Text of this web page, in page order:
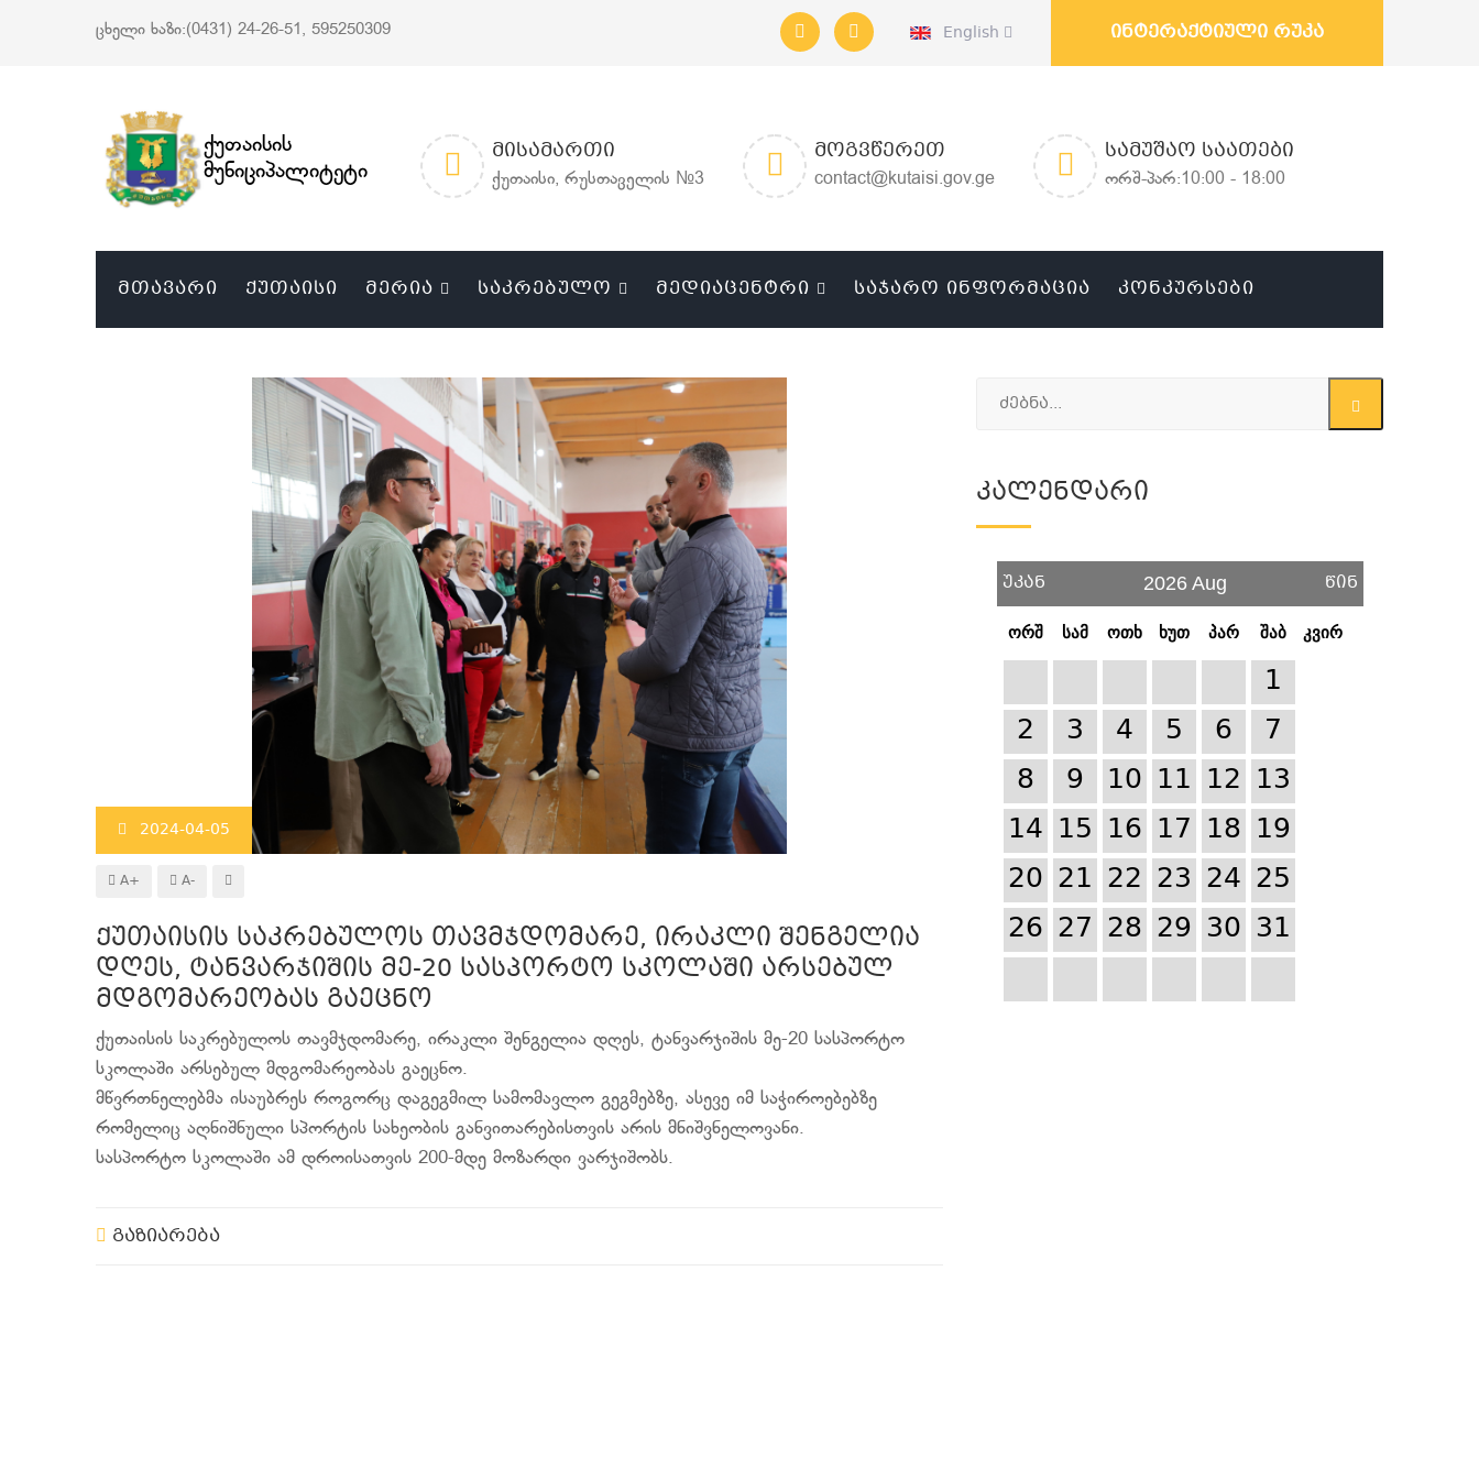
ცხელი ხაზი:(0431) 24-26-51, 595250309 English ინტერაქტიული რუკა
ქუთაისის
მუნიციპალიტეტი
ᲛᲘᲡᲐᲛᲐᲠᲗᲘ
ქუთაისი, რუსთაველის №3
ᲛᲝᲒᲕᲬᲔᲠᲔᲗ
contact@kutaisi.gov.ge
ᲡᲐᲛᲣᲨᲐᲝ ᲡᲐᲐᲗᲔᲑᲘ
ორშ-პარ:10:00 - 18:00
ᲛᲗᲐᲕᲐᲠᲘ ᲥᲣᲗᲐᲘᲡᲘ ᲛᲔᲠᲘᲐ ᲡᲐᲙᲠᲔᲑᲣᲚᲝ ᲛᲔᲓᲘᲐᲪᲔᲜᲢᲠᲘ ᲡᲐᲯᲐᲠᲝ ᲘᲜᲤᲝᲠᲛᲐᲪᲘᲐ ᲙᲝᲜᲙᲣᲠᲡᲔᲑᲘ
2024-04-05
A+ A-
ქუთაისის საკრებულოს თავმჯდომარე, ირაკლი შენგელია
დღეს, ტანვარჯიშის მე-20 სასპორტო სკოლაში არსებულ
მდგომარეობას გაეცნო
ქუთაისის საკრებულოს თავმჯდომარე, ირაკლი შენგელია დღეს, ტანვარჯიშის მე-20 სასპორტო
სკოლაში არსებულ მდგომარეობას გაეცნო.
მწვრთნელებმა ისაუბრეს როგორც დაგეგმილ სამომავლო გეგმებზე, ასევე იმ საჭიროებებზე
რომელიც აღნიშნული სპორტის სახეობის განვითარებისთვის არის მნიშვნელოვანი.
სასპორტო სკოლაში ამ დროისათვის 200-მდე მოზარდი ვარჯიშობს.
გაზიარება
Კალენდარი
უკან 2026 Aug წინ
ორშ სამ ოთხ ხუთ პარ შაბ კვირ
1
2
3 4 5 6
7
8
9 10 11 12 13
14 15 16 17 18 19
20 21 22 23 24 25
26 27 28 29 30 31